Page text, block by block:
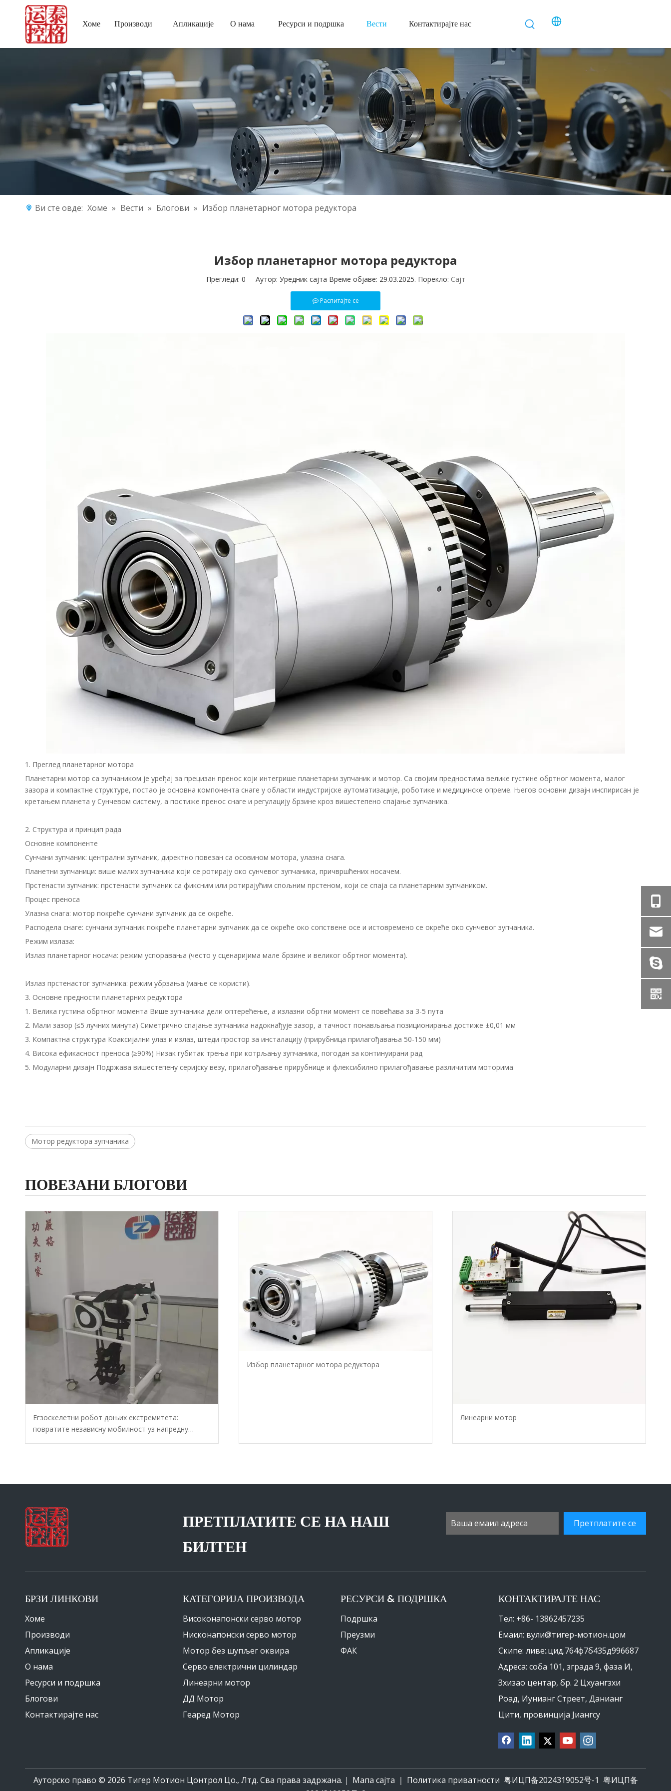
Хоме Производи Апликације О нама Ресурси и подршка Вести Контактирајте нас
Ви сте овде: Хоме » Вести » Блогови » Избор планетарног мотора редуктора
Избор планетарног мотора редуктора
Прегледи: 0 Аутор: Уредник сајта Време објаве: 29.03.2025. Порекло: Сајт
Распитајте се
1. Преглед планетарног мотора
Планетарни мотор са зупчаником је уређај за прецизан пренос који интегрише планетарни зупчаник и мотор. Са својим предностима велике густине обртног момента, малог
зазора и компактне структуре, постао је основна компонента снаге у области индустријске аутоматизације, роботике и медицинске опреме. Његов основни дизајн инспирисан је
кретањем планета у Сунчевом систему, а постиже пренос снаге и регулацију брзине кроз вишестепено спајање зупчаника.
2. Структура и принцип рада
Основне компоненте
Сунчани зупчаник: централни зупчаник, директно повезан са осовином мотора, улазна снага.
Планетни зупчаници: више малих зупчаника који се ротирају око сунчевог зупчаника, причвршћених носачем.
Прстенасти зупчаник: прстенасти зупчаник са фиксним или ротирајућим спољним прстеном, који се спаја са планетарним зупчаником.
Процес преноса
Улазна снага: мотор покреће сунчани зупчаник да се окреће.
Расподела снаге: сунчани зупчаник покреће планетарни зупчаник да се окреће око сопствене осе и истовремено се окреће око сунчевог зупчаника.
Режим излаза:
Излаз планетарног носача: режим успоравања (често у сценаријима мале брзине и великог обртног момента).
Излаз прстенастог зупчаника: режим убрзања (мање се користи).
3. Основне предности планетарних редуктора
1. Велика густина обртног момента Више зупчаника дели оптерећење, а излазни обртни момент се повећава за 3-5 пута
2. Мали зазор (≤5 лучних минута) Симетрично спајање зупчаника надокнађује зазор, а тачност понављања позиционирања достиже ±0,01 мм
3. Компактна структура Коаксијални улаз и излаз, штеди простор за инсталацију (прирубница прилагођавања 50-150 мм)
4. Висока ефикасност преноса (≥90%) Низак губитак трења при котрљању зупчаника, погодан за континуирани рад
5. Модуларни дизајн Подржава вишестепену серијску везу, прилагођавање прирубнице и флексибилно прилагођавање различитим моторима
Мотор редуктора зупчаника
ПОВЕЗАНИ БЛОГОВИ
Егзоскелетни робот доњих екстремитета:
повратите независну мобилност уз напредну
Избор планетарног мотора редуктора
Линеарни мотор
ПРЕТПЛАТИТЕ СЕ НА НАШ
БИЛТЕН
Претплатите се
БРЗИ ЛИНКОВИ
Хоме
Производи
Апликације
О нама
Ресурси и подршка
Блогови
Контактирајте нас
КАТЕГОРИЈА ПРОИЗВОДА
Високонапонски серво мотор
Нисконапонски серво мотор
Мотор без шупљег оквира
Серво електрични цилиндар
Линеарни мотор
ДД Мотор
Геаред Мотор
РЕСУРСИ & ПОДРШКА
Подршка
Преузми
ФАК
КОНТАКТИРАЈТЕ НАС
Тел: +86- 13862457235
Емаил: вули@тигер-мотион.цом
Скипе: ливе:.цид.764ф7б435д996687
Адреса: соба 101, зграда 9, фаза И,
Зхизао центар, бр. 2 Цхуангзхи
Роад, Иунианг Стреет, Данианг
Цити, провинција Јиангсу
Ауторско право © 2026 Тигер Мотион Цонтрол Цо., Лтд. Сва права задржана.｜ Мапа сајта ｜ Политика приватности 粤ИЦП备2024319052号-1 粤ИЦП备